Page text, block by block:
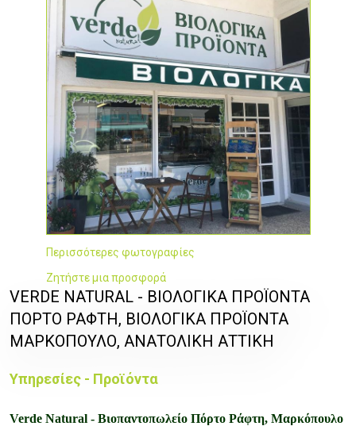
Περισσότερες φωτογραφίες
Ζητήστε μια προσφορά
VERDE NATURAL - ΒΙΟΛΟΓΙΚΑ ΠΡΟΪΟΝΤΑ
ΠΟΡΤΟ ΡΑΦΤΗ, ΒΙΟΛΟΓΙΚΑ ΠΡΟΪΟΝΤΑ
ΜΑΡΚΟΠΟΥΛΟ, ΑΝΑΤΟΛΙΚΗ ΑΤΤΙΚΗ
Υπηρεσίες - Προϊόντα
Verde Natural - Βιοπαντοπωλείο Πόρτο Ράφτη, Μαρκόπουλο